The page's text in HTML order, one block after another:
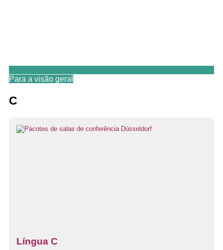
Para a visão geral
C
Língua C